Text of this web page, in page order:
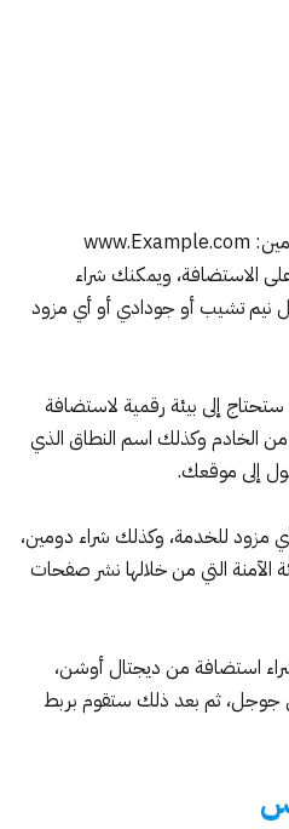
www.Example.com
الاستضافة، ويمكنك شراء
نيم تشيبأوجوداديأو أي مزود
إلى بيئة رقمية لاستضافة
الخادم وكذلك اسم النطاق الذي
إلى موقعك.
للخدمة، وكذلك شراء دومين،
الآمنة التي من خلالها نشر صفحات
استضافة من ديجتال أوشن،
جوجل، ثم بعد ذلك ستقوم بربط